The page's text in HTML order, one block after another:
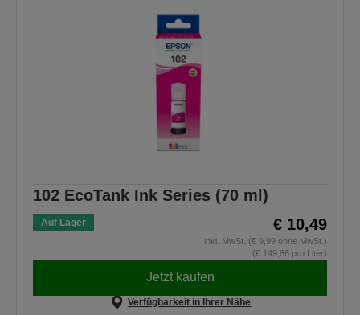
102 EcoTank Ink Series (70 ml)
Auf Lager € 10,49
inkl. MwSt. (€ 9,99 ohne MwSt.)
(€ 149,86 pro Liter)
Jetzt kaufen
Verfügbarkeit in Ihrer Nähe